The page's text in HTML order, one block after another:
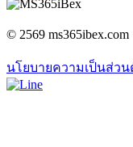
© 2569
นโยบายความเป็นส่วน